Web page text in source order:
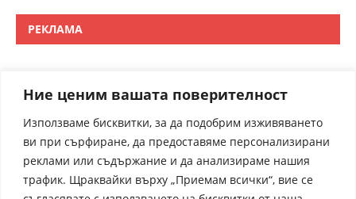
Ние ценим вашата поверителност
Използваме бисквитки, за да подобрим изживяването
ви при сърфиране, да предоставяме персонализирани
реклами или съдържание и да анализираме нашия
трафик. Щраквайки върху „Приемам всички“, вие се
РЕКЛАМА